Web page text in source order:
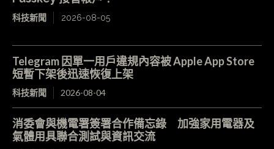
科技新聞 2026-08-05
Telegram 因單一用戶違規內容被 Apple App Store
短暫下架後迅速恢復上架
科技新聞 2026-08-04
消委會與機電署簽署合作備忘錄 加強家用電器及
氣體用具聯合測試與資訊交流